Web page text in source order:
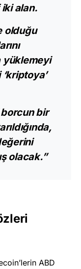
alan.
olduğu
yüklemeyi
bir
olacak.”
ABD